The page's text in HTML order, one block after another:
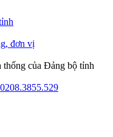
đơn vị
của Đảng bộ tỉnh
0208.3855.529